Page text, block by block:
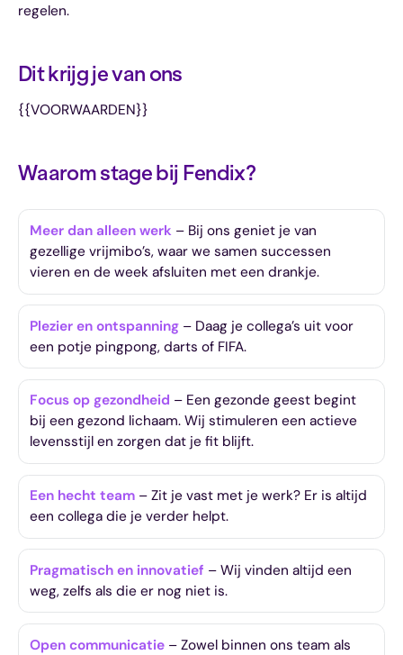
regelen.
Dit krijg je van ons
{{VOORWAARDEN}}
Waarom stage bij Fendix?
Meer dan alleen werk– Bij ons geniet je van
gezellige vrijmibo’s, waar we samen successen
vieren en de week afsluiten met een drankje.
Plezier en ontspanning – Daag je collega’s uit voor
een potje pingpong, darts of FIFA.
Focus op gezondheid – Een gezonde geest begint
bij een gezond lichaam. Wij stimuleren een actieve
levensstijl en zorgen dat je fit blijft.
Een hecht team– Zit je vast met je werk? Er is altijd
een collega die je verder helpt.
Pragmatisch en innovatief – Wij vinden altijd een
weg, zelfs als die er nog niet is.
Open communicatie– Zowel binnen ons team als